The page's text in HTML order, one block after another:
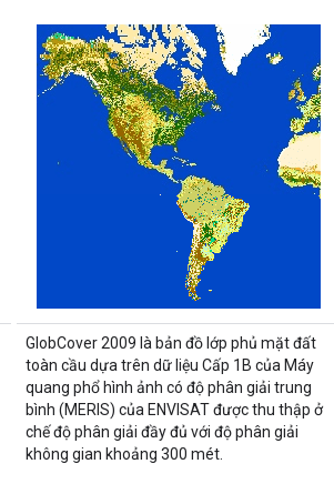
GlobCover 2009 là bản đồ lớp phủ mặt đất
toàn cầu dựa trên dữ liệu Cấp 1B của Máy
quang phổ hình ảnh có độ phân giải trung
bình (MERIS) của ENVISAT được thu thập ở
chế độ phân giải đầy đủ với độ phân giải
không gian khoảng 300 mét.